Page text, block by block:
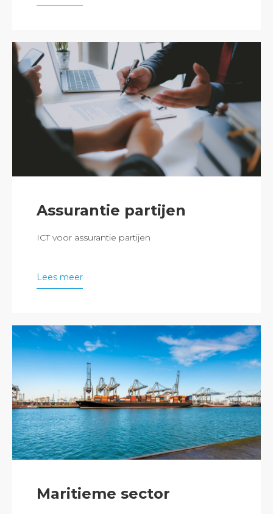
Assurantie partijen
ICT voor assurantie partijen
Lees meer
Maritieme sector